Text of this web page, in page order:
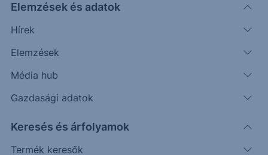
Elemzések és adatok
Hírek
Elemzések
Média hub
Gazdasági adatok
Keresés és árfolyamok
Termék keresők
eredménye elmaradt a
várakozásoktól
ERSTE REGGELI
|2026. május 8. 09:33
Az Erste szektorelemzője május 8-án tette közzé